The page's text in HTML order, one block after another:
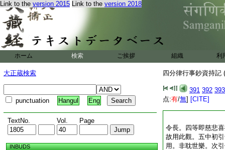
Link to the version 2015 Link to the version 2018
ホーム 検索 ご挨拶 組織 利
大正蔵検索
punctuation Hangul Eng
TextNo. Vol. Page
INBUDS
四分律行事鈔資持記
391 392 393
点:有/無] [CITE]
令長。四等即慈悲
故用此觀。五中初
用。非耽世樂。次